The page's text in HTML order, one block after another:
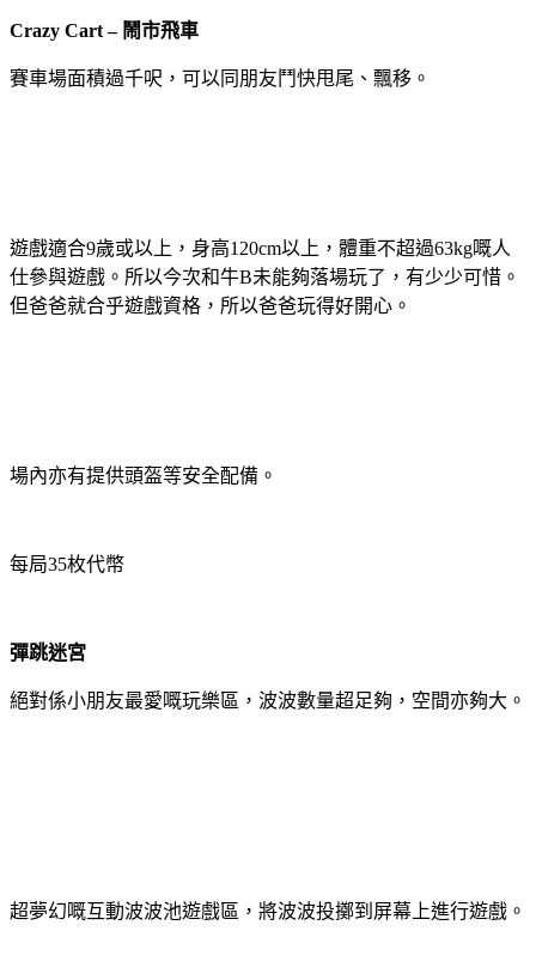
Crazy Cart – 鬧市飛車
賽車場面積過千呎，可以同朋友鬥快甩尾、飄移。
遊戲適合9歲或以上，身高120cm以上，體重不超過63kg嘅人
仕參與遊戲。所以今次和牛B未能夠落場玩了，有少少可惜。
但爸爸就合乎遊戲資格，所以爸爸玩得好開心。
場內亦有提供頭盔等安全配備。
每局35枚代幣
彈跳迷宮
絕對係小朋友最愛嘅玩樂區，波波數量超足夠，空間亦夠大。
超夢幻嘅互動波波池遊戲區，將波波投擲到屏幕上進行遊戲。